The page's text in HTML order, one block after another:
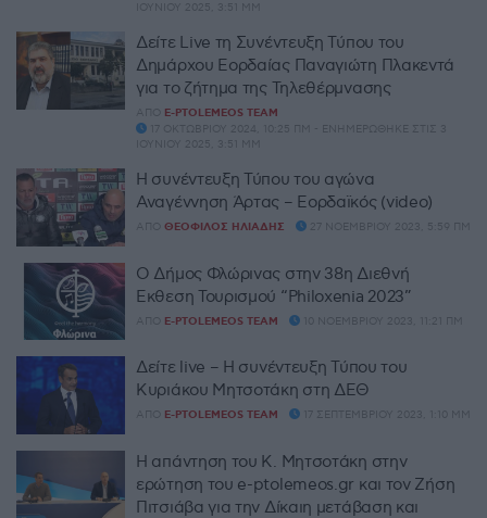
ΙΟΥΝΊΟΥ 2025, 3:51 ΜΜ
Δείτε Live τη Συνέντευξη Τύπου του
Δημάρχου Εορδαίας Παναγιώτη Πλακεντά
για το ζήτημα της Τηλεθέρμνασης
ΑΠΌ E-PTOLEMEOS TEAM
17 ΟΚΤΩΒΡΊΟΥ 2024, 10:25 ΠΜ - ΕΝΗΜΕΡΏΘΗΚΕ ΣΤΙΣ 3
ΙΟΥΝΊΟΥ 2025, 3:51 ΜΜ
Η συνέντευξη Τύπου του αγώνα
Αναγέννηση Άρτας – Εορδαϊκός (video)
ΑΠΌ ΘΕΌΦΙΛΟΣ ΗΛΙΆΔΗΣ 27 ΝΟΕΜΒΡΊΟΥ 2023, 5:59 ΠΜ
Ο Δήμος Φλώρινας στην 38η Διεθνή
Έκθεση Τουρισμού “Philoxenia 2023”
ΑΠΌ E-PTOLEMEOS TEAM 10 ΝΟΕΜΒΡΊΟΥ 2023, 11:21 ΠΜ
Δείτε live – Η συνέντευξη Τύπου του
Κυριάκου Μητσοτάκη στη ΔΕΘ
ΑΠΌ E-PTOLEMEOS TEAM 17 ΣΕΠΤΕΜΒΡΊΟΥ 2023, 1:10 ΜΜ
Η απάντηση του Κ. Μητσοτάκη στην
ερώτηση του e-ptolemeos.gr και τον Ζήση
Πιτσιάβα για την Δίκαιη μετάβαση και